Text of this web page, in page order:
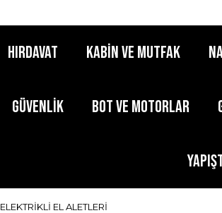
HIRDAVAT KABİN ve MUTFAK
GÜVENLİK BOT ve MOTORLAR
ELEKTRİKLİ EL ALETLERİ